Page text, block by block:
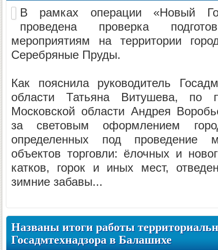
В рамках операции «Новый
проведена проверка
мероприятиям на территории
Серебряные Пруды.
Как пояснила руководитель
области Татьяна Витушева, по
Московской области Андрея
за световым оформлением
определенных под проведение
объектов торговли: ёлочных и
катков, горок и иных мест,
зимние забавы...
Названы итоги работы
Госадмтехнадзора в Балашихе